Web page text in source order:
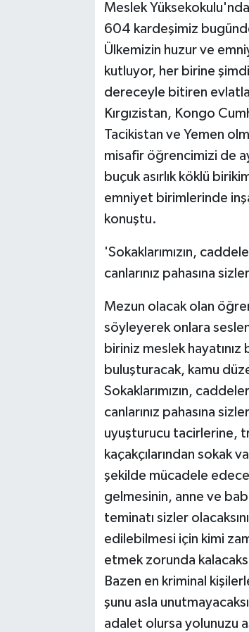
Meslek
604 kardeşimiz
Ülkemizin huzur ve
kutluyor, her birine
dereceyle bitiren
Kırgızistan, Kongo
Tacikistan ve Yemen
misafir öğrencimizi de
buçuk asırlık köklü
emniyet birimlerinde
konuştu.
'Sokaklarımızın,
canlarınız pahasına
Mezun olacak olan
söyleyerek onlara
biriniz meslek
buluşturacak, kamu
Sokaklarımızın,
canlarınız pahasına
uyuşturucu tacirlerine,
kaçakçılarından sokak
şekilde mücadele
gelmesinin, anne ve
teminatı sizler
edilebilmesi için kimi
etmek zorunda
Bazen en kriminal
şunu asla
adalet olursa yolunuzu